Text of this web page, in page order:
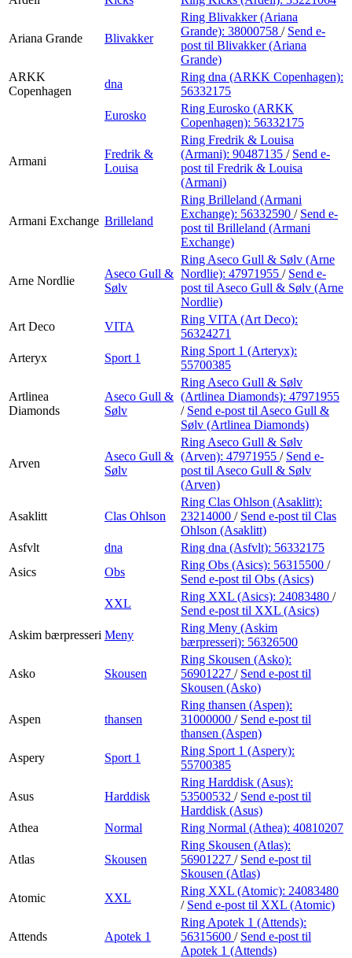
Ariana Grande Blivakker
Ring Blivakker (Ariana
Grande): 38000758 / Send e-
post til Blivakker (Ariana
Grande)
ARKK
Copenhagen
dna
Ring dna (ARKK Copenhagen):
56332175
Eurosko
Ring Eurosko (ARKK
Copenhagen): 56332175
Armani
Fredrik &
Louisa
Ring Fredrik & Louisa
(Armani): 90487135 / Send e-
post til Fredrik & Louisa
(Armani)
Armani Exchange Brilleland
Ring Brilleland (Armani
Exchange): 56332590 / Send e-
post til Brilleland (Armani
Exchange)
Arne Nordlie
Aseco Gull &
Sølv
Ring Aseco Gull & Sølv (Arne
Nordlie): 47971955 / Send e-
post til Aseco Gull & Sølv (Arne
Nordlie)
Art Deco
VITA
Ring VITA (Art Deco):
56324271
Arteryx
Sport 1
Ring Sport 1 (Arteryx):
55700385
Artlinea
Diamonds
Aseco Gull &
Sølv
Ring Aseco Gull & Sølv
(Artlinea Diamonds): 47971955
/ Send e-post til Aseco Gull &
Sølv (Artlinea Diamonds)
Arven
Aseco Gull &
Sølv
Ring Aseco Gull & Sølv
(Arven): 47971955 / Send e-
post til Aseco Gull & Sølv
(Arven)
Asaklitt Clas Ohlson
Ring Clas Ohlson (Asaklitt):
23214000 / Send e-post til Clas
Ohlson (Asaklitt)
Asfvlt
dna Ring dna (Asfvlt): 56332175
Asics
Obs
Ring Obs (Asics): 56315500 /
Send e-post til Obs (Asics)
XXL
Ring XXL (Asics): 24083480 /
Send e-post til XXL (Asics)
Askim bærpresseri Meny
Ring Meny (Askim
bærpresseri): 56326500
Asko Skousen
Ring Skousen (Asko):
56901227 / Send e-post til
Skousen (Asko)
Aspen thansen
Ring thansen (Aspen):
31000000 / Send e-post til
thansen (Aspen)
Aspery
Sport 1
Ring Sport 1 (Aspery):
55700385
Asus Harddisk
Ring Harddisk (Asus):
53500532 / Send e-post til
Harddisk (Asus)
Athea
Normal Ring Normal (Athea): 40810207
Atlas Skousen
Ring Skousen (Atlas):
56901227 / Send e-post til
Skousen (Atlas)
Atomic
XXL
Ring XXL (Atomic): 24083480
/ Send e-post til XXL (Atomic)
Attends Apotek 1
Ring Apotek 1 (Attends):
56315600 / Send e-post til
Apotek 1 (Attends)